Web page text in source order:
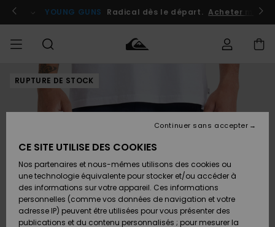
l'information
le
Se connecter / s'inscrire
YOUNG GUNS Radical dès le départ. Acheter
HOMME Vêtements
Chaussures
& Tongs
Vêtements
Chaussures
& Tongs
FEMME
Shop
A
Découvrir
SURF
Surf
Homme
Surf
Shop
Enfant
Highlights
SNOW
Snow
Homme
Snow
Shop
Enfant
Snow
Outlet
Enfant
Outlet
Femme
Accéder à
commande
Retours
Paiement
RUPTURE DE STOCK
CE SITE UTILISE DES COOKIES
Nos partenaires et nous-mêmes utilisons des cookies ou
une technologie équivalente pour stocker et/ou accéder à
des informations sur votre appareil. Ces informations
personnelles (comme vos données de navigation et votre
adresse IP) peuvent être utilisées pour vous présenter des
publications et du contenu personnalisés ; pour mesurer la
Continuer sans accepter